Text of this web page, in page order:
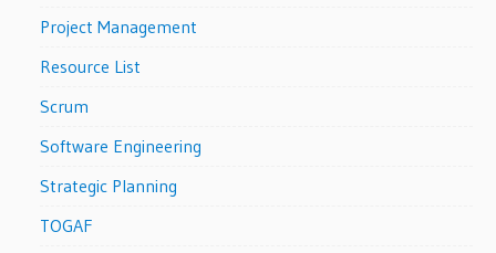
Project Management
Resource List
Scrum
Software Engineering
Strategic Planning
TOGAF